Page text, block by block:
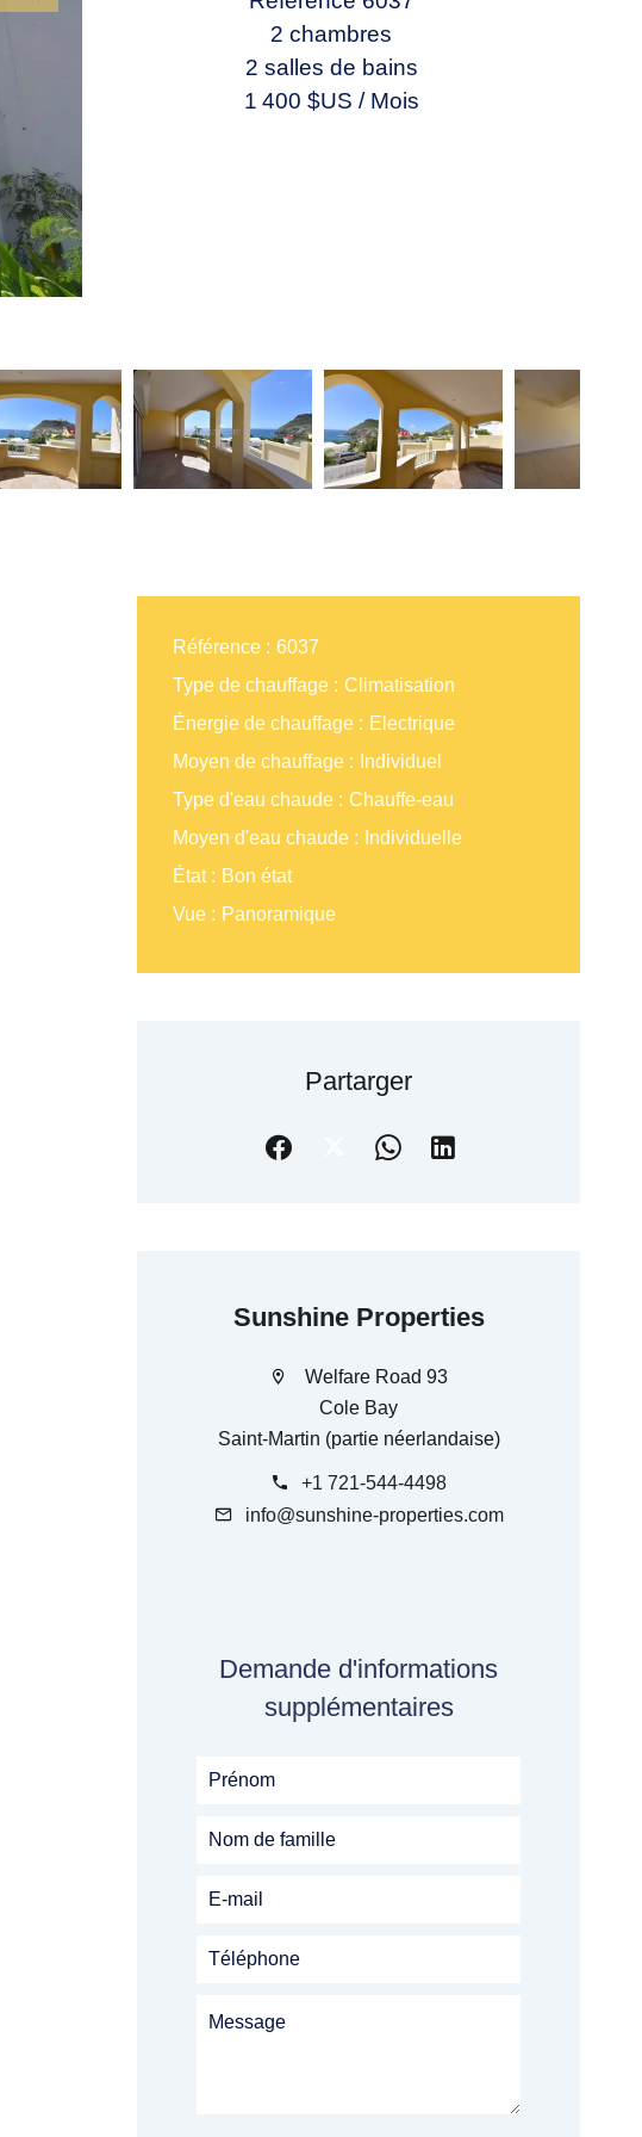
2 chambres
2 salles de bains
1 400 $US / Mois
Référence
6037
Type de chauffage
Climatisation
Énergie de chauffage
Electrique
Moyen de chauffage
Individuel
Type d'eau chaude
Chauffe-eau
Moyen d'eau chaude
Individuelle
État
Bon état
Vue
Panoramique
Partarger
Sunshine Properties
Welfare Road 93
Cole Bay
Saint-Martin (partie néerlandaise)
+1 721-544-4498
info@sunshine-properties.com
Demande d'informations
supplémentaires